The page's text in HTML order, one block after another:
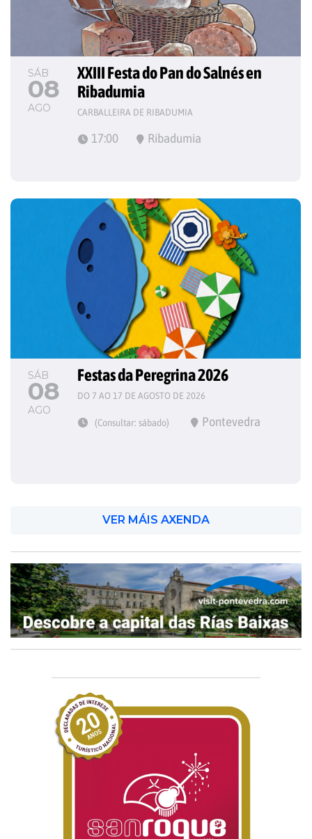
SÁB
08
AGO
XXIII Festa do Pan do Salnés en
Ribadumia
CARBALLEIRA DE RIBADUMIA
17:00 Ribadumia
SÁB
08
AGO
Festas da Peregrina 2026
DO 7 AO 17 DE AGOSTO DE 2026
(Consultar: sábado) Pontevedra
VER MÁIS AXENDA